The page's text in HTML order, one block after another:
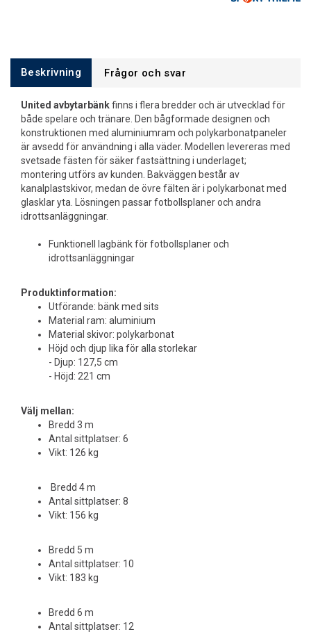
Beskrivning Frågor och svar
United avbytarbänkfinns i flera bredder och är utvecklad för
både spelare och tränare. Den bågformade designen och
konstruktionen med aluminiumram och polykarbonatpaneler
är avsedd för användning i alla väder. Modellen levereras med
svetsade fästen för säker fastsättning i underlaget;
montering utförs av kunden. Bakväggen består av
kanalplastskivor, medan de övre fälten är i polykarbonat med
glasklar yta. Lösningen passar fotbollsplaner och andra
idrottsanläggningar.
Funktionell lagbänk för fotbollsplaner och
idrottsanläggningar
Produktinformation:
Utförande: bänk med sits
Material ram: aluminium
Material skivor: polykarbonat
Höjd och djup lika för alla storlekar
- Djup: 127,5 cm
- Höjd: 221 cm
Välj mellan:
Bredd 3 m
Antal sittplatser: 6
Vikt: 126 kg
Bredd 4 m
Antal sittplatser: 8
Vikt: 156 kg
Bredd 5 m
Antal sittplatser: 10
Vikt: 183 kg
Bredd 6 m
Antal sittplatser: 12